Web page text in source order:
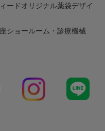
ードオリジナル薬袋デザイ
ショールーム・診療機械